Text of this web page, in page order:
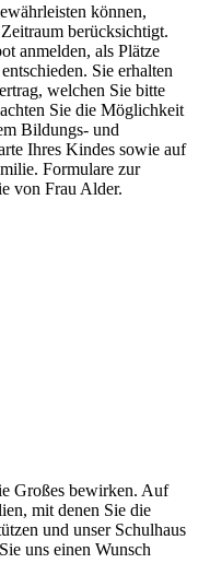
können,
berücksichtigt.
anmelden, als Plätze
Sie erhalten
welchen Sie bitte
Sie die Möglichkeit
Bildungs- und
Ihres Kindes sowie auf
Formulare zur
von Frau Alder.
Großes bewirken. Auf
mit denen Sie die
und unser Schulhaus
uns einen Wunsch